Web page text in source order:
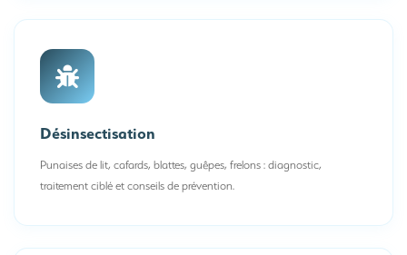
Désinsectisation
Punaises de lit, cafards, blattes, guêpes, frelons : diagnostic,
traitement ciblé et conseils de prévention.